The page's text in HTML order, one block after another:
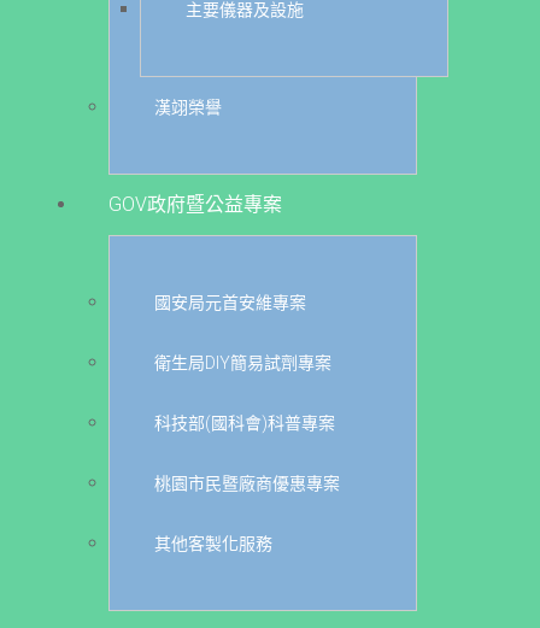
主要儀器及設施
漢翊榮譽
GOV政府暨公益專案
國安局元首安維專案
衛生局DIY簡易試劑專案
科技部(國科會)科普專案
桃園市民暨廠商優惠專案
其他客製化服務